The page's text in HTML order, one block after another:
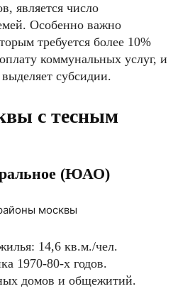
является число
Особенно важно
требуется более 10%
коммунальных услуг, и
субсидии.
с тесным
(ЮАО)
14,6 кв.м./чел.
1970-80-х годов.
домов и общежитий.